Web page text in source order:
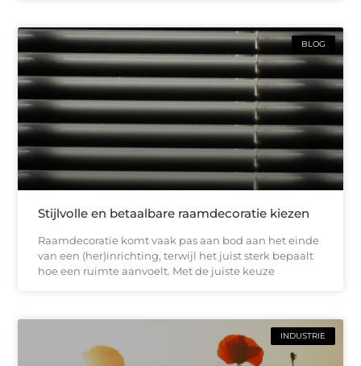
BLOG
Stijlvolle en betaalbare raamdecoratie kiezen
Raamdecoratie komt vaak pas aan bod aan het einde
van een (her)inrichting, terwijl het juist sterk bepaalt
hoe een ruimte aanvoelt. Met de juiste keuze
INDUSTRIE